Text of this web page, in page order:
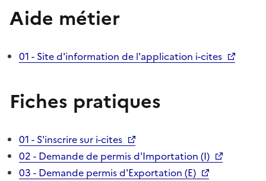
Aide métier
01 - Site d'information de l'application i-cites
Fiches pratiques
01 - S'inscrire sur i-cites
02 - Demande de permis d'Importation (I)
03 - Demande permis d'Exportation (E)